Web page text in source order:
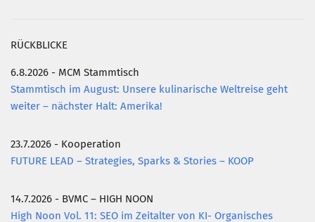
RÜCKBLICKE
6.8.2026 - MCM Stammtisch
Stammtisch im August: Unsere kulinarische Weltreise geht
weiter – nächster Halt: Amerika!
23.7.2026 - Kooperation
FUTURE LEAD – Strategies, Sparks & Stories – KOOP
14.7.2026 - BVMC – HIGH NOON
High Noon Vol. 11: SEO im Zeitalter von KI- Organisches